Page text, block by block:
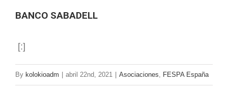
BANCO SABADELL
[:]
By kolokioadm abril 22nd, 2021 Asociaciones, FESPA España